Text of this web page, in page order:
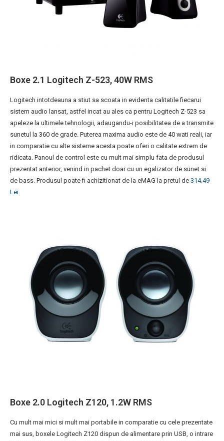
Boxe 2.1 Logitech Z-523, 40W RMS
Logitech intotdeauna a stiut sa scoata in evidenta calitatile fiecarui
sistem audio lansat, astfel incat au ales ca pentru Logitech Z-523 sa
apeleze la ultimele tehnologii, adaugandu-i posibilitatea de a transmite
sunetul la 360 de grade. Puterea maxima audio este de 40 wati reali, iar
in comparatie cu alte sisteme acesta poate oferi o calitate extrem de
ridicata. Panoul de control este cu mult mai simplu fata de produsul
prezentat anterior, venind in pachet doar cu un egalizator de sunet si
de bass. Produsul poate fi achizitionat de la eMAG la pretul de 314.49
Lei.
Boxe 2.0 Logitech Z120, 1.2W RMS
Cu mult mai mici si mult mai portabile in comparatie cu cele prezentate
mai sus, boxele Logitech Z120 dispun de alimentare prin USB, o intrare